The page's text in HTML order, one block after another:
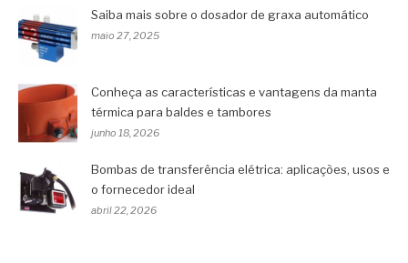
Saiba mais sobre o dosador de graxa automático
maio 27, 2025
Conheça as características e vantagens da manta
térmica para baldes e tambores
junho 18, 2026
Bombas de transferência elétrica: aplicações, usos e
o fornecedor ideal
abril 22, 2026